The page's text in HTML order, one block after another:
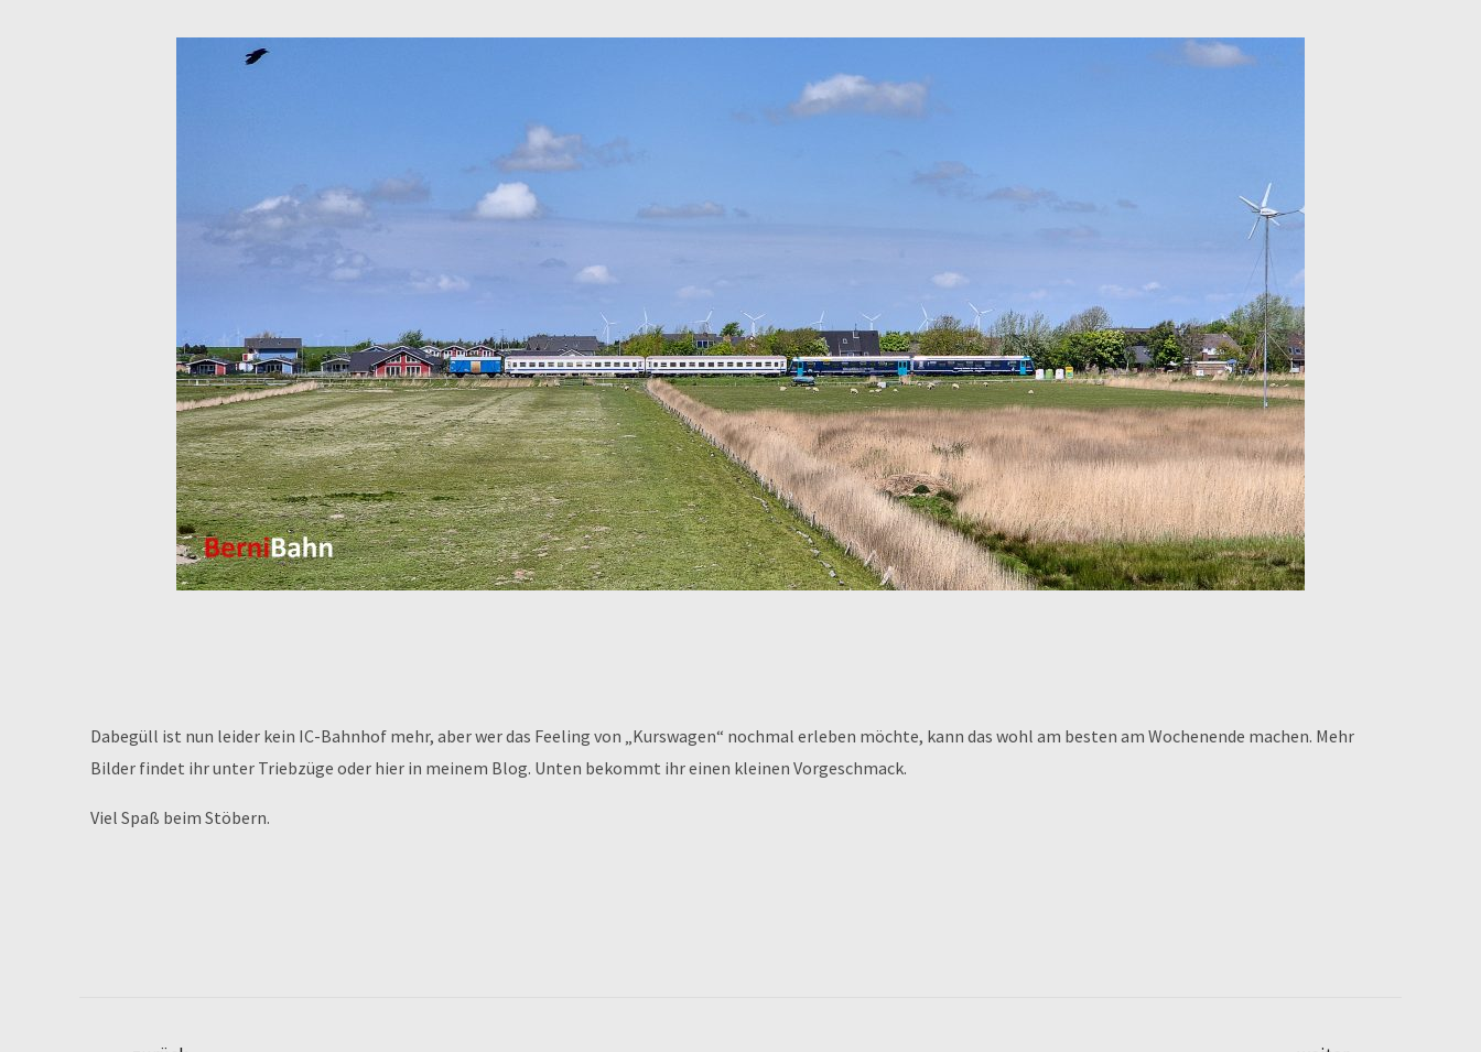
Dabegüll ist nun leider kein IC-Bahnhof mehr, aber wer das Feeling von „Kurswagen“ nochmal erleben möchte, kann das wohl am besten am Wochenende machen. Mehr
Bilder findet ihr unter Triebzüge oder hier in meinem Blog. Unten bekommt ihr einen kleinen Vorgeschmack.
Viel Spaß beim Stöbern.